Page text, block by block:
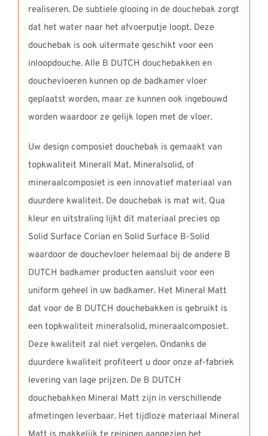
realiseren. De subtiele glooing in de douchebak zorgt
dat het water naar het afvoerputje loopt. Deze
douchebak is ook uitermate geschikt voor een
inloopdouche. Alle B DUTCH douchebakken en
douchevloeren kunnen op de badkamer vloer
geplaatst worden, maar ze kunnen ook ingebouwd
worden waardoor ze gelijk lopen met de vloer.
Uw design composiet douchebak is gemaakt van
topkwaliteit Minerall Mat. Mineralsolid, of
mineraalcomposiet is een innovatief materiaal van
duurdere kwaliteit. De douchebak is mat wit. Qua
kleur en uitstraling lijkt dit materiaal precies op
Solid Surface Corian en Solid Surface B-Solid
waardoor de douchevloer helemaal bij de andere B
DUTCH badkamer producten aansluit voor een
uniform geheel in uw badkamer. Het Mineral Matt
dat voor de B DUTCH douchebakken is gebruikt is
een topkwaliteit mineralsolid, mineraalcomposiet.
Deze kwaliteit zal niet vergelen. Ondanks de
duurdere kwaliteit profiteert u door onze af-fabriek
levering van lage prijzen. De B DUTCH
douchebakken Mineral Matt zijn in verschillende
afmetingen leverbaar. Het tijdloze materiaal Mineral